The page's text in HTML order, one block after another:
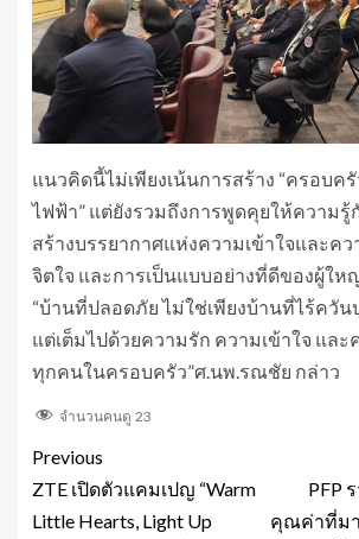
แนวคิดนี้ไม่เพียงเน้นการสร้าง “ครอบค
ไฟฟ้า” แต่ยังรวมถึงการพูดคุยให้ความ
สร้างบรรยากาศแห่งความเข้าใจและค
จิตใจ และการเป็นแบบอย่างที่ดีของผู้ให
“บ้านที่ปลอดภัย ไม่ใช่เพียงบ้านที่ไร้ควั
แต่เต็มไปด้วยความรัก ความเข้าใจ แล
ทุกคนในครอบครัว”ศ.นพ.รณชัย กล่าว
จำนวนคนดู 23
Previous
ZTE เปิดตัวแคมเปญ “Warm
Little Hearts, Light Up
PFP
คุณค่าที่ม